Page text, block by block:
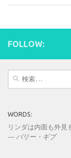
FOLLOW:
WORDS:
リンダは内面も外見
— バリー・ギブ